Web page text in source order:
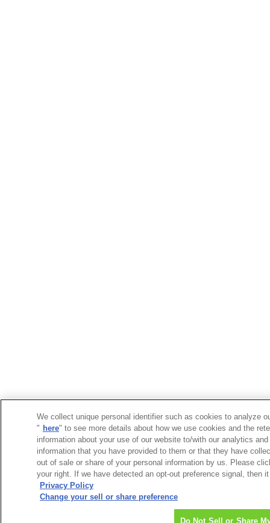
We collect unique personal identifier such as cookies to analyze
" here" to see more details about how we use cookies and the
information about your use of our website to/with our analytics
information that you have provided to them or that they have
out of sale or share of your personal information by us. Please
your right. If we have detected an opt-out preference signal, then
Privacy Policy
Change your sell or share preference
Do Not Sell or Share